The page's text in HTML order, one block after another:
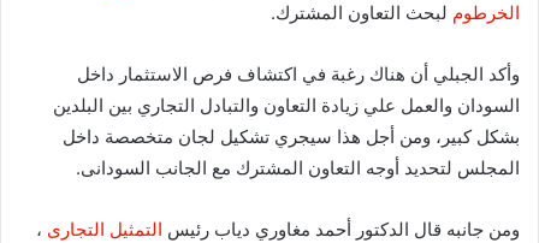
الخرطوم لبحث التعاون المشترك.
وأكد الجبلي أن هناك رغبة في اكتشاف فرص الاستثمار داخل
السودان والعمل علي زيادة التعاون والتبادل التجاري بين البلدين
بشكل كبير، ومن أجل هذا سيجري تشكيل لجان متخصصة داخل
المجلس لتحديد أوجه التعاون المشترك مع الجانب السودانى.
ومن جانبه قال الدكتور أحمد مغاوري دياب رئيس التمثيل التجارى ،